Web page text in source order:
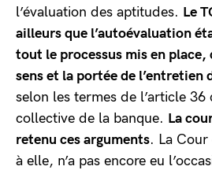
l’évaluation des aptitudes. Le
ailleurs que l’autoévaluation
tout le processus mis en
sens et la portée de l’entretien
selon les termes de l’article
collective de la banque. La
retenu ces arguments. La
à elle, n’a pas encore eu